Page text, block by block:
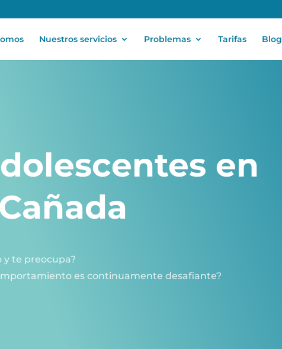
Nuestros servicios Problemas Tarifas Blog
en
y te preocupa?
es continuamente desafiante?